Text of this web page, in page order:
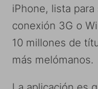
iPhone, lista
conexión 3G o
10 millones de
más melómanos.